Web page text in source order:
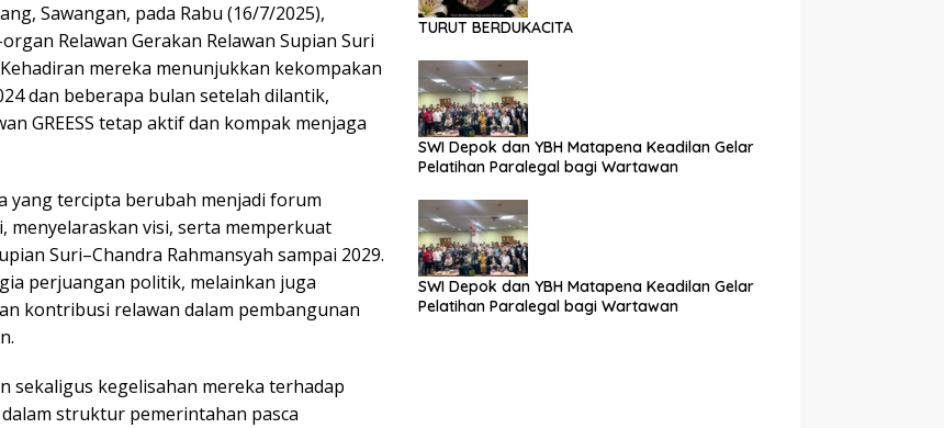
Sawangan, pada Rabu (16/7/2025),
Relawan Gerakan Relawan Supian Suri
mereka menunjukkan kekompakan
dan beberapa bulan setelah dilantik,
GREESS tetap aktif dan kompak menjaga
yang tercipta berubah menjadi forum
visi, serta memperkuat
Suri–Chandra Rahmansyah sampai 2029.
perjuangan politik, melainkan juga
kontribusi relawan dalam pembangunan
sekaligus kegelisahan mereka terhadap
struktur pemerintahan pasca
TURUT BERDUKACITA
SWI Depok dan YBH Matapena Keadilan Gelar
Pelatihan Paralegal bagi Wartawan
SWI Depok dan YBH Matapena Keadilan Gelar
Pelatihan Paralegal bagi Wartawan